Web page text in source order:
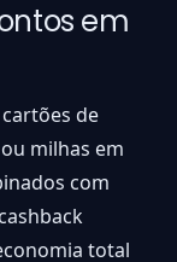
em
de
milhas em
com
total